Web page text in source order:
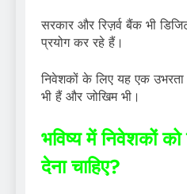
सरकार और रिज़र्व बैंक भी
प्रयोग कर रहे हैं।
निवेशकों के लिए यह एक
भी हैं और जोखिम भी।
भविष्य में निवेशकों को
देना चाहिए?